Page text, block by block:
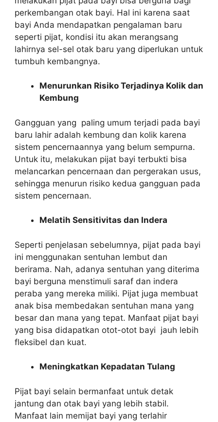
perkembangan otak bayi. Hal ini karena saat
bayi Anda mendapatkan pengalaman baru
seperti pijat, kondisi itu akan merangsang
lahirnya sel-sel otak baru yang diperlukan untuk
tumbuh kembangnya.
Menurunkan Risiko Terjadinya Kolik dan
Kembung
Gangguan yang paling umum terjadi pada bayi
baru lahir adalah kembung dan kolik karena
sistem pencernaannya yang belum sempurna.
Untuk itu, melakukan pijat bayi terbukti bisa
melancarkan pencernaan dan pergerakan usus,
sehingga menurun risiko kedua gangguan pada
sistem pencernaan.
Melatih Sensitivitas dan Indera
Seperti penjelasan sebelumnya, pijat pada bayi
ini menggunakan sentuhan lembut dan
berirama. Nah, adanya sentuhan yang diterima
bayi berguna menstimuli saraf dan indera
peraba yang mereka miliki. Pijat juga membuat
anak bisa membedakan sentuhan mana yang
besar dan mana yang tepat. Manfaat pijat bayi
yang bisa didapatkan otot-otot bayi jauh lebih
fleksibel dan kuat.
Meningkatkan Kepadatan Tulang
Pijat bayi selain bermanfaat untuk detak
jantung dan otak bayi yang lebih stabil.
Manfaat lain memijat bayi yang terlahir